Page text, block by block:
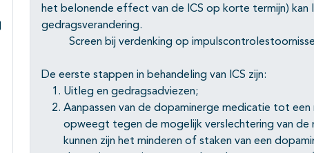
Subpagina's open- en dichtklappen
Subpagina's open- en dichtklappen
het belonende effect van de ICS op korte termijn)
gedragsverandering.
Screen bij verdenking op
De eerste stappen in behandeling van ICS zijn:
Uitleg en gedragsadviezen;
Aanpassen van de dopaminerge medicatie tot een
opweegt tegen de mogelijk verslechtering van de
kunnen zijn het minderen of staken van een